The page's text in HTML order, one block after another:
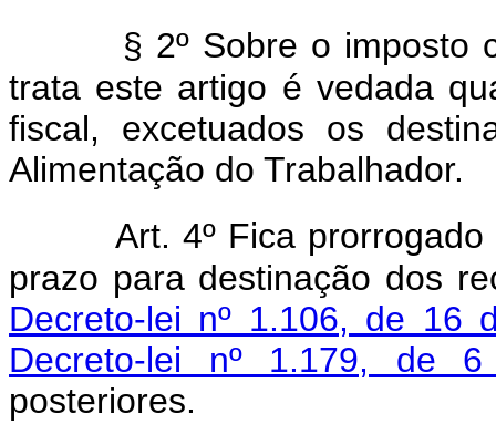
§ 2º Sobre o imposto
trata este artigo é vedada
fiscal, excetuados os
Alimentação do Trabalhador.
Art. 4º Fica
prazo para destinação dos
Decreto-lei nº 1.106, de 16
Decreto-lei nº 1.179, de
posteriores.